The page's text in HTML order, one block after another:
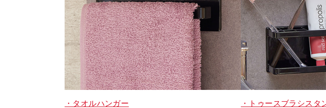
・タオルハンガー ・トゥースブラシスタ